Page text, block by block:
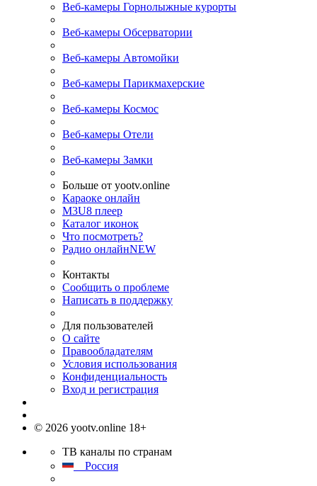
Веб-камеры Горнолыжные курорты
Веб-камеры Обсерватории
Веб-камеры Автомойки
Веб-камеры Парикмахерские
Веб-камеры Космос
Веб-камеры Отели
Веб-камеры Замки
Больше от yootv.online
Караоке онлайн
M3U8 плеер
Каталог иконок
Что посмотреть?
Радио онлайнNEW
Контакты
Сообщить о проблеме
Написать в поддержку
Для пользователей
О сайте
Правообладателям
Условия использования
Конфиденциальность
Вход и регистрация
© 2026 yootv.online 18+
ТВ каналы по странам
Россия